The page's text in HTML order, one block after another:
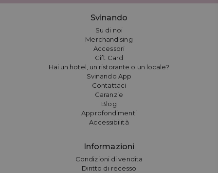
Svinando
Su di noi
Merchandising
Accessori
Gift Card
Hai un hotel, un ristorante o un locale?
Svinando App
Contattaci
Garanzie
Blog
Approfondimenti
Accessibilità
Informazioni
Condizioni di vendita
Diritto di recesso